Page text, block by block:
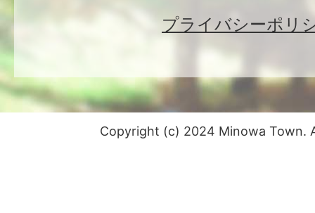
プライバシーポリ
Copyright (c) 2024 Minowa Town.